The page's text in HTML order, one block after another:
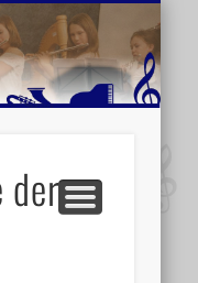
der